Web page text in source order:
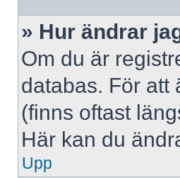
» Hur ändrar
Om du är
databas. För
(finns oftast
Här kan du
Upp